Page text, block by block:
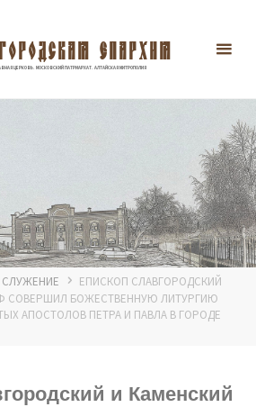
ЕПАРХИЯ
ЦЕРКОВЬ. МОСКОВСКИЙ ПАТРИАРХАТ. АЛТАЙСКАЯ МИТРОПОЛИЯ
ЕПИСКОП СЛАВГОРОДСКИЙ
СОВЕРШИЛ БОЖЕСТВЕННУЮ ЛИТУРГИЮ
АПОСТОЛОВ ПЕТРА И ПАВЛА В ГОРОДЕ
и Каменский